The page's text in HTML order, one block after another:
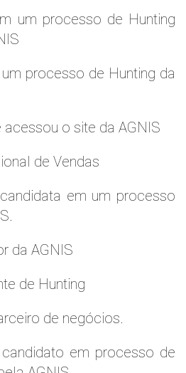
um processo de Hunting
processo de Hunting da
o site da AGNIS
de Vendas
em um processo
da AGNIS
de Hunting
de negócios.
em processo de